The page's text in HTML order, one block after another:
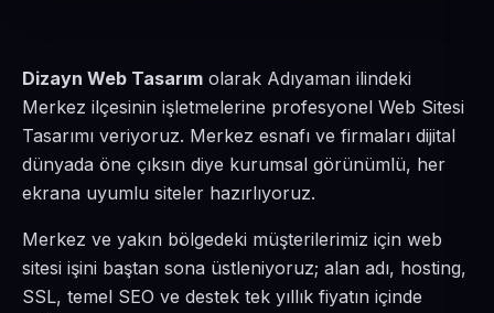
Dizayn Web Tasarım olarak Adıyaman ilindeki
Merkez ilçesinin işletmelerine profesyonel Web Sitesi
Tasarımı veriyoruz. Merkez esnafı ve firmaları dijital
dünyada öne çıksın diye kurumsal görünümlü, her
ekrana uyumlu siteler hazırlıyoruz.
Merkez ve yakın bölgedeki müşterilerimiz için web
sitesi işini baştan sona üstleniyoruz; alan adı, hosting,
SSL, temel SEO ve destek tek yıllık fiyatın içinde